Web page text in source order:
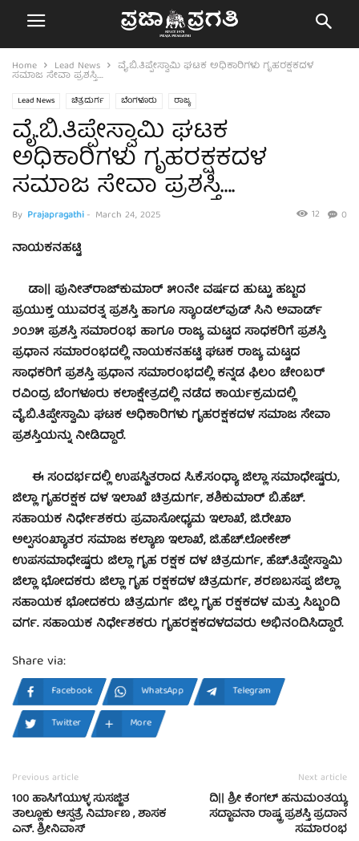
Home Lead News ವೈ.ಬಿ.ತಿಪ್ಪೇಸ್ವಾಮಿ ಘಟಕ ಅಧಿಕಾರಿಗಳು ಗೃಹರಕ್ಷಕದಳ
ಸಮಾಜ ಸೇವಾ ಪ್ರಶಸ್ತಿ….
Lead News ಚಿತ್ರದುರ್ಗ ಬೆಂಗಳೂರು ರಾಜ್ಯ
ವೈ.ಬಿ.ತಿಪ್ಪೇಸ್ವಾಮಿ ಘಟಕ
ಅಧಿಕಾರಿಗಳು ಗೃಹರಕ್ಷಕದಳ
ಸಮಾಜ ಸೇವಾ ಪ್ರಶಸ್ತಿ….
By Prajapragathi- March 24, 2025 0
12
ನಾಯಕನಹಟ್ಟಿ
ಡಾ|| ಪುನೀತ್‌ರಾಜ್‌ಕುಮಾರ್ ೫೦ನೇ ವರ್ಷದ ಹುಟ್ಟು ಹಬ್ಬದ
ಪ್ರಯುಕ್ತ ಯುವರತ್ನ ಪ್ರಶಸ್ತಿ ಹಾಗೂ ಸ್ಯಾಂಡಲ್‌ವುಡ್ ಸಿನಿ ಅವಾರ್ಡ್
೨೦೨೫ ಪ್ರಶಸ್ತಿ ಸಮಾರಂಭ ಹಾಗೂ ರಾಜ್ಯ ಮಟ್ಟದ ಸಾಧಕರಿಗೆ ಪ್ರಶಸ್ತಿ
ಪ್ರಧಾನ ಸಮಾರಂಭದಲ್ಲಿ ನಾಯಕನಹಟ್ಟಿ ಘಟಕ ರಾಜ್ಯ ಮಟ್ಟದ
ಸಾಧಕರಿಗೆ ಪ್ರಶಸ್ತಿ ಪ್ರಧಾನ ಸಮಾರಂಭದಲ್ಲಿ ಕನ್ನಡ ಫಿಲಂ ಚೇಂಬರ್
ರವಿಂದ್ರ ಬೆಂಗಳೂರು ಕಲಾಕ್ಷೇತ್ರದಲ್ಲಿ ನಡೆದ ಕಾರ್ಯಕ್ರಮದಲ್ಲಿ
ವೈ.ಬಿ.ತಿಪ್ಪೇಸ್ವಾಮಿ ಘಟಕ ಅಧಿಕಾರಿಗಳು ಗೃಹರಕ್ಷಕದಳ ಸಮಾಜ ಸೇವಾ
ಪ್ರಶಸ್ತಿಯನ್ನು ನೀಡಿದ್ದಾರೆ.
ಈ ಸಂದರ್ಭದಲ್ಲಿ ಉಪಸ್ಥಿತರಾದ ಸಿ.ಕೆ.ಸಂಧ್ಯಾ ಜಿಲ್ಲಾ ಸಮಾಧೇಷ್ಟರು,
ಜಿಲ್ಲಾ ಗೃಹರಕ್ಷಕ ದಳ ಇಲಾಖೆ ಚಿತ್ರದುರ್ಗ, ಶಶಿಕುಮಾರ್ ಬಿ.ಹೆಚ್.
ಸಹಾಯಕ ನಿರ್ಧೇಶಕರು ಪ್ರವಾಸೋಧ್ಯಮ ಇಲಾಖೆ, ಜಿ.ರೇಖಾ
ಅಲ್ಪಸಂಖ್ಯಾತರ ಸಮಾಜ ಕಲ್ಯಾಣ ಇಲಾಖೆ, ಜಿ.ಹೆಚ್.ಲೋಕೇಶ್
ಉಪಸಮಾಧೇಷ್ಟರು ಜಿಲ್ಲಾ ಗೃಹ ರಕ್ಷಕ ದಳ ಚಿತ್ರದುರ್ಗ, ಹೆಚ್.ತಿಪ್ಪೇಸ್ವಾಮಿ
ಜಿಲ್ಲಾ ಭೋದಕರು ಜಿಲ್ಲಾ ಗೃಹ ರಕ್ಷಕದಳ ಚಿತ್ರದುರ್ಗ, ಶರಣಬಸಪ್ಪ ಜಿಲ್ಲಾ
ಸಹಾಯಕ ಭೋದಕರು ಚಿತ್ರದುರ್ಗ ಜಿಲ್ಲ ಗೃಹ ರಕ್ಷಕದಳ ಮತ್ತು ಸಿಬ್ಬಂದಿ
ವರ್ಗ. ಸಹಾಯಕ ನಿರ್ಧೇಶಕರು ಗೃಹರಕ್ಷಕದಳದವರು ಅಭಿನಂದಿಸಿದ್ದಾರೆ.
Share via:
Facebook WhatsApp
Telegram
Twitter
More
Previous article
100 ಹಾಸಿಗೆಯುಳ್ಳ ಸುಸಜ್ಜಿತ
ತಾಲ್ಲೂಕು ಆಸ್ಪತ್ರೆ ನಿರ್ಮಾಣ , ಶಾಸಕ
ಎನ್. ಶ್ರೀನಿವಾಸ್
Next article
ದಿ|| ಶ್ರೀ ಕೆಂಗಲ್ ಹನುಮಂತಯ್ಯ
ಸದ್ಭಾವನಾ ರಾಷ್ಟ್ರ ಪ್ರಶಸ್ತಿ ಪ್ರದಾನ
ಸಮಾರಂಭ